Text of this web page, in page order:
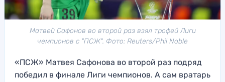
Матвей Сафонов во второй раз взял трофей Лиги
чемпионов с "ПСЖ". Фото: Reuters/Phil Noble
«ПСЖ» Матвея Сафонова во второй раз подряд
победил в финале Лиги чемпионов. А сам вратарь